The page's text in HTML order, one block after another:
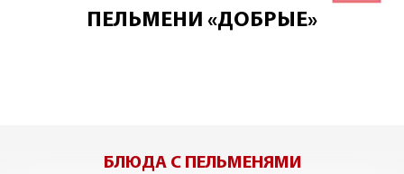
ПЕЛЬМЕНИ «ДОБРЫЕ»
БЛЮДА С ПЕЛЬМЕНЯМИ